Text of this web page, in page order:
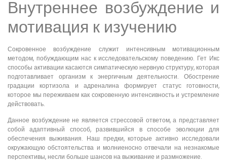
Внутреннее возбуждение и
мотивация к изучению
Сокровенное возбуждение служит интенсивным мотивационным
методом, побуждающим нас к исследовательскому поведению. Гет Икс
способы активации касаются симпатическую нервную структуру, которая
подготавливает организм к энергичным деятельности. Обострение
градации кортизола и адреналина формирует статус готовности,
которое мы переживаем как сокровенную интенсивность и устремление
действовать.
Данное возбуждение не является стрессовой ответом, а представляет
собой адаптивный способ, развившийся в способе эволюции для
обеспечения выживания. Наш предки, которые активно исследовали
окружающую обстоятельства и молниеносно отвечали на незнакомые
перспективы, несли больше шансов на выживание и размножение.